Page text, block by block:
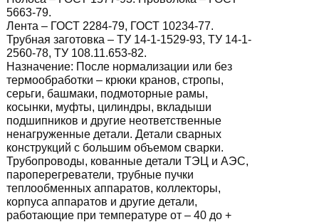
5663-79.
Лента – ГОСТ 2284-79, ГОСТ 10234-77.
Трубная заготовка – ТУ 14-1-1529-93, ТУ 14-1-
2560-78, ТУ 108.11.653-82.
Назначение: После нормализации или без
термообработки – крюки кранов, стропы,
серьги, башмаки, подмоторные рамы,
косынки, муфты, цилиндры, вкладыши
подшипников и другие неответственные
ненагруженные детали. Детали сварных
конструкций с большим объемом сварки.
Трубопроводы, кованные детали ТЭЦ и АЭС,
пароперегреватели, трубные пучки
теплообменных аппаратов, коллекторы,
корпуса аппаратов и другие детали,
работающие при температуре от – 40 до +